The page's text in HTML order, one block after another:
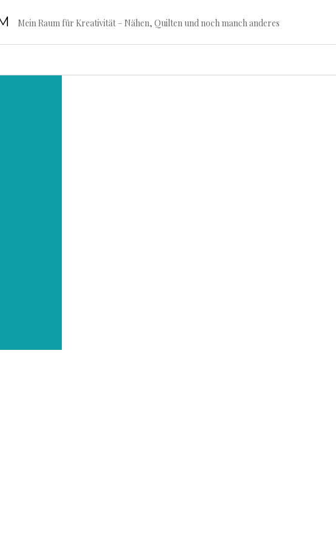
Mein Raum für Kreativität – Nähen, Quilten und noch manch anderes